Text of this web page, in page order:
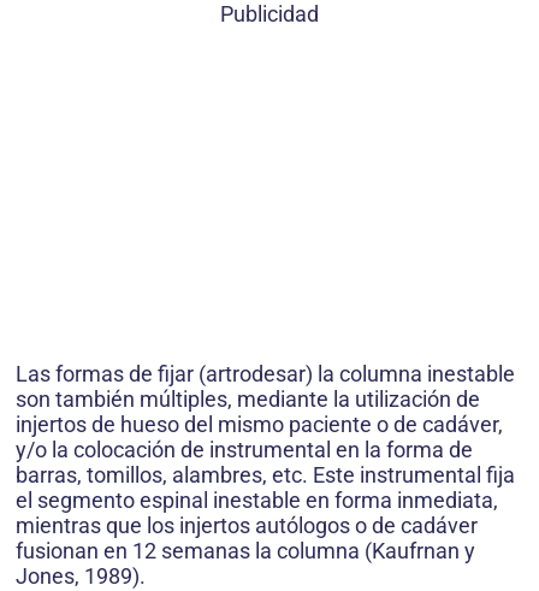
Publicidad
Las formas de fijar (artrodesar) la columna inestable
son también múltiples, mediante la utilización de
injertos de hueso del mismo paciente o de cadáver,
y/o la colocación de instrumental en la forma de
barras, tomillos, alambres, etc. Este instrumental fija
el segmento espinal inestable en forma inmediata,
mientras que los injertos autólogos o de cadáver
fusionan en 12 semanas la columna (Kaufrnan y
Jones, 1989).